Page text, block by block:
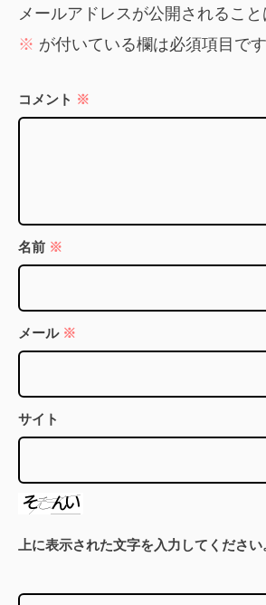
メールアドレスが公開されること
※ が付いている欄は必須項目です
コメント ※
名前 ※
メール ※
サイト
上に表示された文字を入力してください